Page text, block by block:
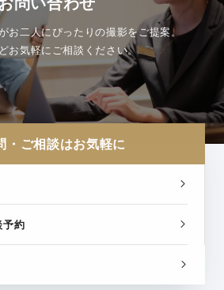
お二人にぴったりの撮影をご提案。
お気軽にご相談ください。
・ご相談はお気軽に
予約